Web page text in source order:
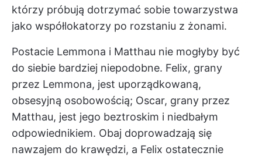
którzy próbują dotrzymać sobie towarzystwa
jako współlokatorzy po rozstaniu z żonami.
Postacie Lemmona i Matthau nie mogłyby być
do siebie bardziej niepodobne. Felix, grany
przez Lemmona, jest uporządkowaną,
obsesyjną osobowością; Oscar, grany przez
Matthau, jest jego beztroskim i niedbałym
odpowiednikiem. Obaj doprowadzają się
nawzajem do krawędzi, a Felix ostatecznie